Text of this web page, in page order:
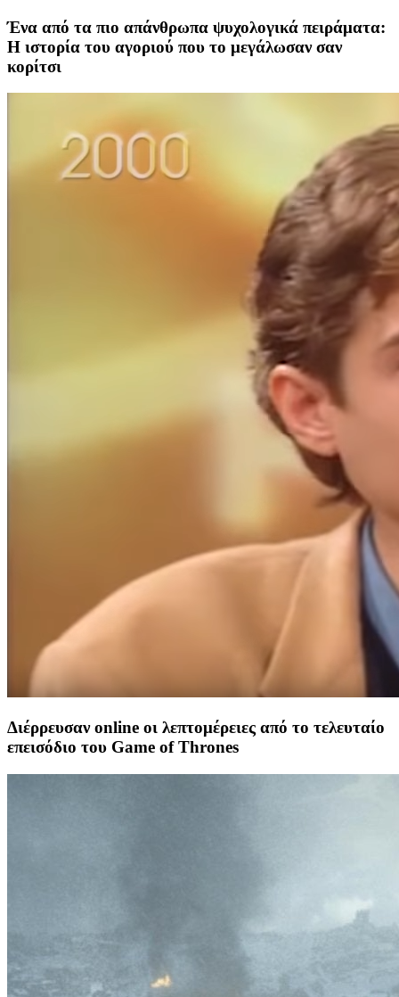
Ένα από τα πιο απάνθρωπα ψυχολογικά πειράματα:
Η ιστορία του αγοριού που το μεγάλωσαν σαν
κορίτσι
Διέρρευσαν online οι λεπτομέρειες από το τελευταίο
επεισόδιο του Game of Thrones